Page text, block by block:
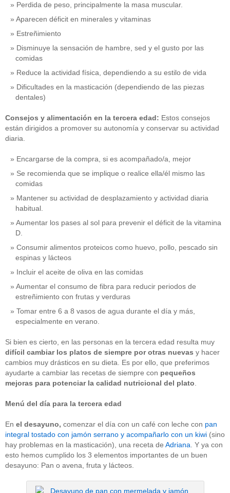
Perdida de peso, principalmente la masa muscular.
Aparecen déficit en minerales y vitaminas
Estreñimiento
Disminuye la sensación de hambre, sed y el gusto por las
comidas
Reduce la actividad física, dependiendo a su estilo de vida
Dificultades en la masticación (dependiendo de las piezas
dentales)
Consejos y alimentación en la tercera edad: Estos consejos
están dirigidos a promover su autonomía y conservar su actividad
diaria.
Encargarse de la compra, si es acompañado/a, mejor
Se recomienda que se implique o realice ella/él mismo las
comidas
Mantener su actividad de desplazamiento y actividad diaria
habitual.
Aumentar los pases al sol para prevenir el déficit de la vitamina
D.
Consumir alimentos proteicos como huevo, pollo, pescado sin
espinas y lácteos
Incluir el aceite de oliva en las comidas
Aumentar el consumo de fibra para reducir periodos de
estreñimiento con frutas y verduras
Tomar entre 6 a 8 vasos de agua durante el día y más,
especialmente en verano.
Si bien es cierto, en las personas en la tercera edad resulta muy
difícil cambiar los platos de siempre por otras nuevas y hacer
cambios muy drásticos en su dieta. Es por ello, que preferimos
ayudarte a cambiar las recetas de siempre con pequeños
mejoras para potenciar la calidad nutricional del plato
Menú del día para la tercera edad
En el desayuno, comenzar el día con un café con leche con pan
integral tostado con jamón serrano y acompañarlo con un kiwi (sino
hay problemas en la masticación), una receta de Adriana . Y ya con
esto hemos cumplido los 3 elementos importantes de un buen
desayuno: Pan o avena, fruta y lácteos.